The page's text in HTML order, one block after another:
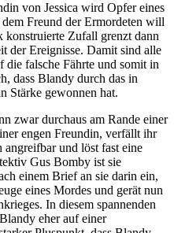
von Jessica wird Opfer eines
Freund der Ermordeten will
konstruierte Zufall grenzt dann
der Ereignisse. Damit sind alle
falsche Fährte und somit in
dass Blandy durch das in
Stärke gewonnen hat.
zwar durchaus am Rande einer
engen Freundin, verfällt ihr
und löst fast eine
Gus Bomby ist sie
einem Brief an sie darin ein,
eines Mordes und gerät nun
In diesem spannenden
eher auf einer